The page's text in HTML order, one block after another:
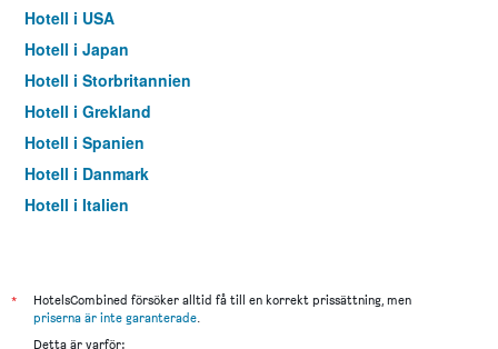
Hotell i USA
Hotell i Japan
Hotell i Storbritannien
Hotell i Grekland
Hotell i Spanien
Hotell i Danmark
Hotell i Italien
*
HotelsCombined försöker alltid få till en korrekt prissättning, men
priserna är inte garanterade.
Detta är varför: